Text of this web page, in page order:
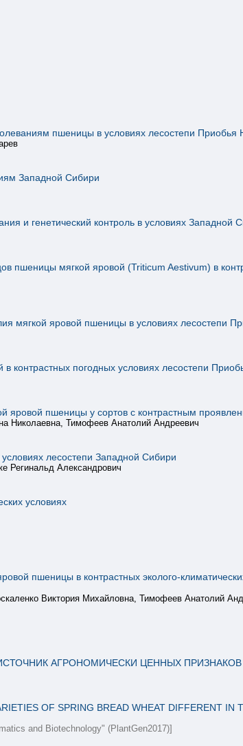
пшеницы в условиях лесостепи Приобья
Западной Сибири
и генетический контроль в условиях Западной
пшеницы мягкой яровой (Triticum Aestivum) в
мягкой яровой пшеницы в условиях лесостепи
погодных условиях лесостепи
яровой пшеницы у сортов с контрастным
Николаевна, Тимофеев Анатолий Андреевич
лесостепи Западной Сибири
Регинальд Александрович
условиях
пшеницы в контрастных эколого-
Виктория Михайловна, Тимофеев Анатолий
АГРОНОМИЧЕСКИ ЦЕННЫХ ПРИЗНАКОВ
OF SPRING BREAD WHEAT DIFFERENT IN
and Biotechnology" (PlantGen2017)]